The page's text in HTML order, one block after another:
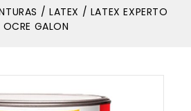
/ LATEX / LATEX EXPERTO
OCRE GALON